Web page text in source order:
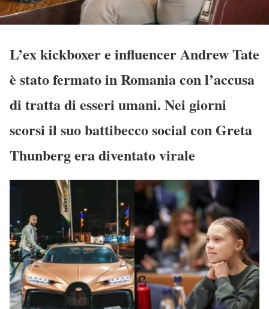
L’ex kickboxer e influencer Andrew Tate
è stato fermato in Romania con l’accusa
di tratta di esseri umani. Nei giorni
scorsi il suo battibecco social con Greta
Thunberg era diventato virale